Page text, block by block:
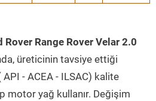
Rover Range Rover Velar 2.0
üreticinin tavsiye ettiği
- ACEA - ILSAC) kalite
motor yağ kullanır. Değişim